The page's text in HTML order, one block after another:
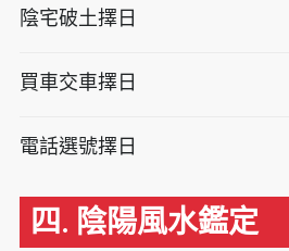
陰宅破土擇日
買車交車擇日
電話選號擇日
四. 陰陽風水鑑定